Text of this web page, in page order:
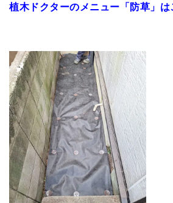
植木ドクターのメニュー「防草」は